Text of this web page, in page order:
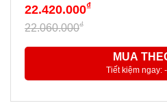
22.420.000₫
22.060.000₫
MUA
Tiết kiệm ngay: